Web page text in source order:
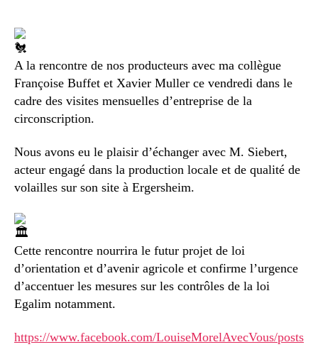
A la rencontre de nos producteurs avec ma collègue
Françoise Buffet et Xavier Muller ce vendredi dans le
cadre des visites mensuelles d’entreprise de la
circonscription.
Nous avons eu le plaisir d’échanger avec M. Siebert,
acteur engagé dans la production locale et de qualité de
volailles sur son site à Ergersheim.
Cette rencontre nourrira le futur projet de loi
d’orientation et d’avenir agricole et confirme l’urgence
d’accentuer les mesures sur les contrôles de la loi
Egalim notamment.
https://www.facebook.com/LouiseMorelAvecVous/posts